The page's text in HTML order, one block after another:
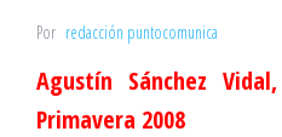
Por redacción puntocomunica
Agustín Sánchez
Primavera 2008